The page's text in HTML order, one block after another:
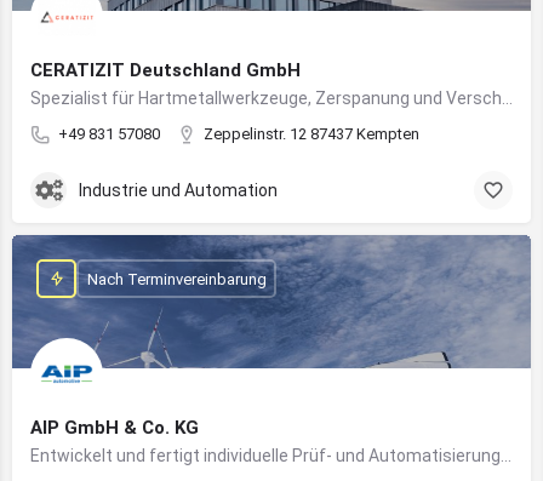
CERATIZIT Deutschland GmbH
+49 831 57080 Zeppelinstr. 12 87437 Kempten
Industrie und Automation
AIP GmbH & Co. KG
Nach Terminvereinbarung